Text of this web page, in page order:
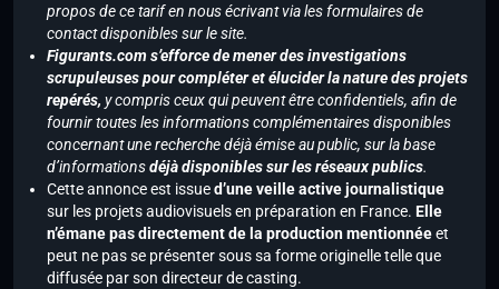
propos de ce tarif en nous écrivant via les formulaires de
contact disponibles sur le site.
Figurants.com s’efforce de mener des investigations
scrupuleuses pour compléter et élucider la nature des projets
repérés, y compris ceux qui peuvent être confidentiels, afin de
fournir toutes les informations complémentaires disponibles
concernant une recherche déjà émise au public, sur la base
d’informationsdéjà disponibles sur les réseaux publics.
Cette annonce est issued’une veille active journalistique
sur les projets audiovisuels en préparation en France. Elle
n’émane pas directement de la production mentionnéeet
peut ne pas se présenter sous sa forme originelle telle que
diffusée par son directeur de casting.